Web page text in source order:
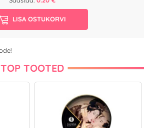
LISA OSTUKORVI
TOP TOOTED